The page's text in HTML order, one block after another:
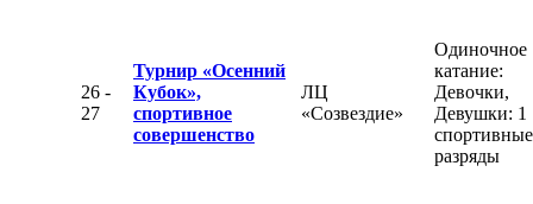
26 -
27
Турнир «Осенний
Кубок»,
спортивное
совершенство
ЛЦ
«Созвездие»
Одиночное
катание:
Девочки,
Девушки: 1
спортивные
разряды